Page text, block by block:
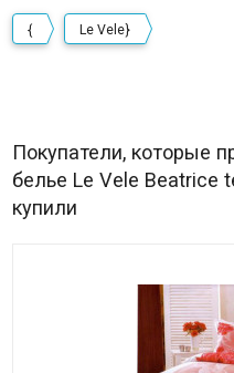
{ Le Vele}
Покупатели, которые
белье Le Vele Beatrice
купили